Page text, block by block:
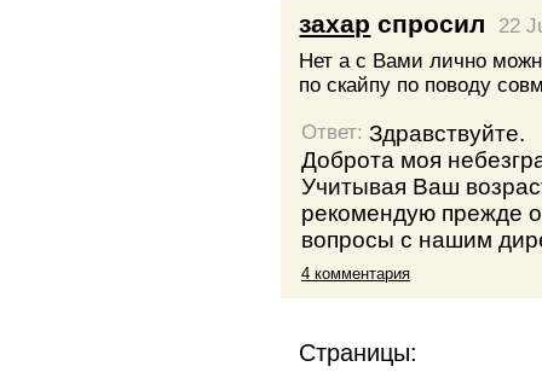
захар спросил
22
Нет а с Вами лично
по скайпу по поводу
Ответ:Здравствуйте.
Доброта моя
Учитывая Ваш
рекомендую прежде
вопросы с нашим
4 комментария
Страницы: